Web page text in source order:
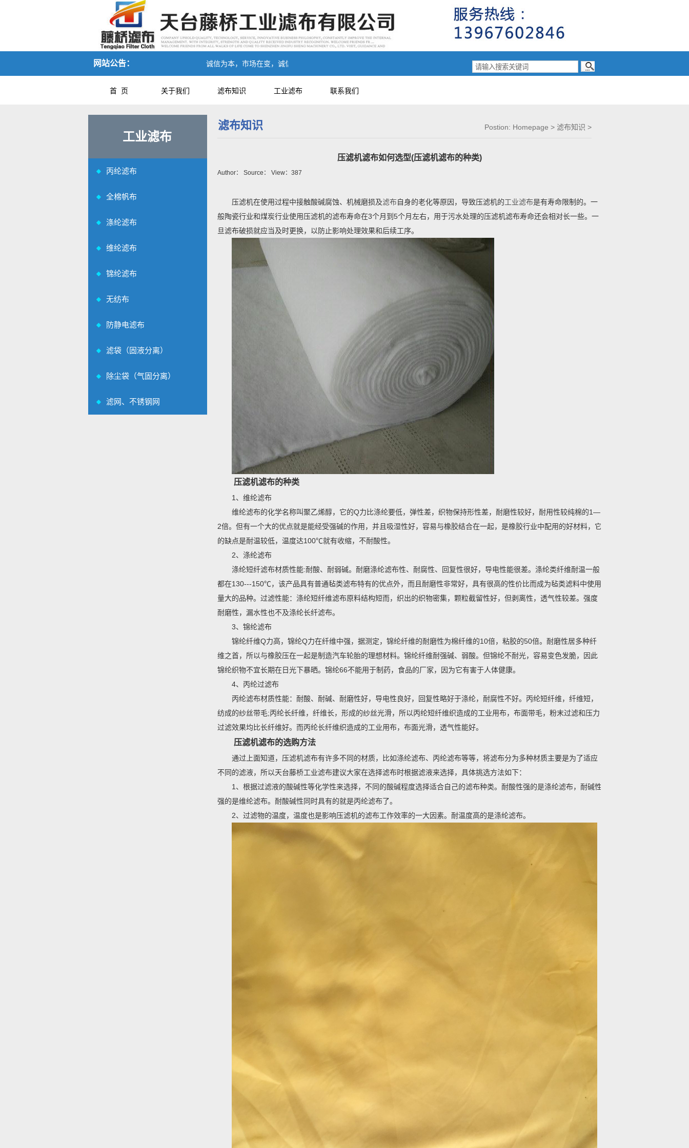
网站公告： 诚信为本，市场在变，诚信永远不变...
首 页 关于我们 滤布知识 工业滤布 联系我们
工业滤布
丙纶滤布
全棉帆布
涤纶滤布
维纶滤布
锦纶滤布
无纺布
防静电滤布
滤袋（固液分离）
除尘袋（气固分离）
滤网、不锈钢网
滤布知识 Postion: Homepage > 滤布知识 >
压滤机滤布如何选型(压滤机滤布的种类)
Author： Source： View： 387
压滤机在使用过程中接触酸碱腐蚀、机械磨损及滤布自身的老化等原因，导致压滤机的工业滤布是有寿命限制的。一
般陶瓷行业和煤炭行业使用压滤机的滤布寿命在3个月到5个月左右，用于污水处理的压滤机滤布寿命还会相对长一些。一
旦滤布破损就应当及时更换，以防止影响处理效果和后续工序。
压滤机滤布的种类
1、维纶滤布
维纶滤布的化学名称叫聚乙烯醇，它的Q力比涤纶要低，弹性差，织物保持形性差，耐磨性较好，耐用性较纯棉的1—
2倍。但有一个大的优点就是能经受强碱的作用，并且吸湿性好，容易与橡胶结合在一起，是橡胶行业中配用的好材料，它
的缺点是耐温较低，温度达100℃就有收缩，不耐酸性。
2、涤纶滤布
涤纶短纤滤布材质性能:耐酸、耐弱碱。耐磨涤纶滤布性、耐腐性、回复性很好，导电性能很差。涤纶类纤维耐温一般
都在130---150℃，该产品具有普通毡类滤布特有的优点外，而且耐磨性非常好，具有很高的性价比而成为毡类滤料中使用
量大的品种。过滤性能：涤纶短纤维滤布原料结构短而，织出的织物密集，颗粒截留性好，但剥离性，透气性较差。强度
耐磨性，漏水性也不及涤纶长纤滤布。
3、锦纶滤布
锦纶纤维Q力高，锦纶Q力在纤维中强，据测定，锦纶纤维的耐磨性为棉纤维的10倍，粘胶的50倍。耐磨性居多种纤
维之首，所以与橡胶压在一起是制造汽车轮胎的理想材料。锦纶纤维耐强碱、弱酸。但锦纶不耐光，容易变色发脆，因此
锦纶织物不宜长期在日光下暴晒。锦纶66不能用于制药，食品的厂家，因为它有害于人体健康。
4、丙纶过滤布
丙纶滤布材质性能：耐酸、耐碱、耐磨性好，导电性良好，回复性略好于涤纶，耐腐性不好。丙纶短纤维，纤维短，
纺成的纱丝带毛;丙纶长纤维，纤维长，形成的纱丝光滑，所以丙纶短纤维织造成的工业用布，布面带毛，粉末过滤和压力
过滤效果均比长纤维好。而丙纶长纤维织造成的工业用布，布面光滑，透气性能好。
压滤机滤布的选购方法
通过上面知道，压滤机滤布有许多不同的材质，比如涤纶滤布、丙纶滤布等等，将滤布分为多种材质主要是为了适应
不同的滤液，所以天台藤桥工业滤布建议大家在选择滤布时根据滤液来选择，具体挑选方法如下：
1、根据过滤液的酸碱性等化学性来选择，不同的酸碱程度选择适合自己的滤布种类。耐酸性强的是涤纶滤布，耐碱性
强的是维纶滤布。耐酸碱性同时具有的就是丙纶滤布了。
2、过滤物的温度，温度也是影响压滤机的滤布工作效率的一大因素。耐温度高的是涤纶滤布。